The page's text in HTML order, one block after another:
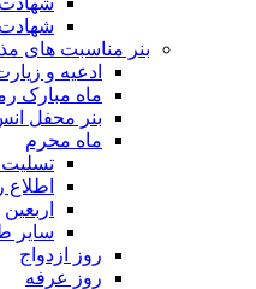
بنر مناسبت های
ادعیه و
ماه مبارک
بنر محفل
ماه محرم
اربعین
سایر
روز ازدواج
روز عرفه